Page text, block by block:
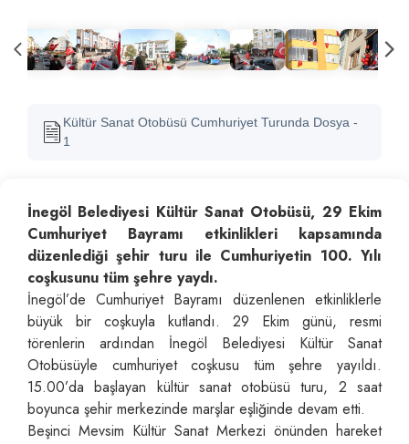
Kültür Sanat Otobüsü Cumhuriyet Turunda Dosya -
1
İnegöl Belediyesi Kültür Sanat Otobüsü, 29 Ekim
Cumhuriyet Bayramı etkinlikleri kapsamında
düzenlediği şehir turu ile Cumhuriyetin 100. Yılı
coşkusunu tüm şehre yaydı.
İnegöl’de Cumhuriyet Bayramı düzenlenen etkinliklerle
büyük bir coşkuyla kutlandı. 29 Ekim günü, resmi
törenlerin ardından İnegöl Belediyesi Kültür Sanat
Otobüsüyle cumhuriyet coşkusu tüm şehre yayıldı.
15.00’da başlayan kültür sanat otobüsü turu, 2 saat
boyunca şehir merkezinde marşlar eşliğinde devam etti.
Beşinci Mevsim Kültür Sanat Merkezi önünden hareket